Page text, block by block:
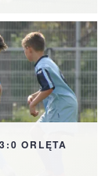
ORLĘTA